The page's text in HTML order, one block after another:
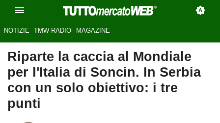
NOTIZIE TMW RADIO MAGAZINE
Riparte la caccia al Mondiale
per l'Italia di Soncin. In Serbia
con un solo obiettivo: i tre
punti